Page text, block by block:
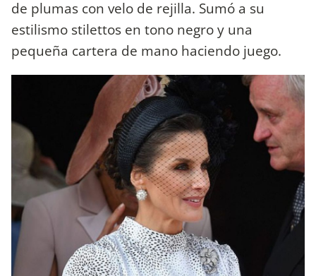
de plumas con velo de rejilla. Sumó a su
estilismo stilettos en tono negro y una
pequeña cartera de mano haciendo juego.